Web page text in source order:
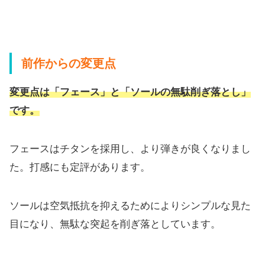
前作からの変更点
変更点は「フェース」と「ソールの無駄削ぎ落とし」
です。
フェースはチタンを採用し、より弾きが良くなりまし
た。打感にも定評があります。
ソールは空気抵抗を抑えるためによりシンプルな見た
目になり、 無駄な突起を削ぎ落としています。